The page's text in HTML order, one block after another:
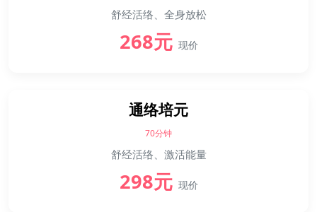
舒经活络、全身放松
268元 现价
通络培元
70分钟
舒经活络、激活能量
298元 现价